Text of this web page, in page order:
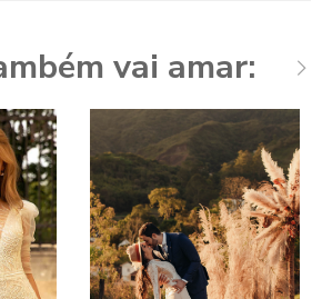
vai amar: